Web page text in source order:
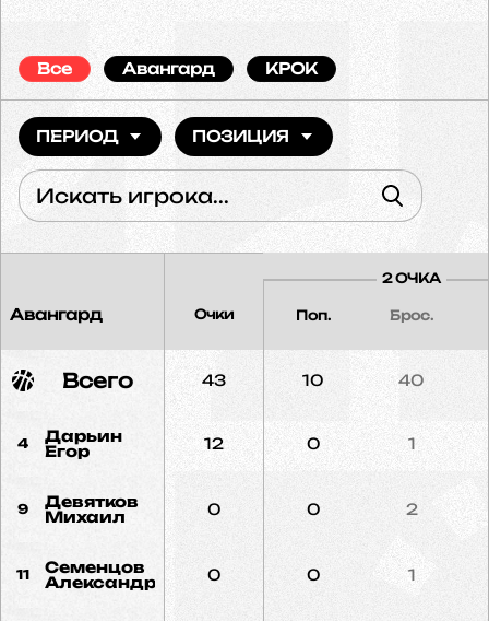
Все Авангард КРОК
ПЕРИОД ПОЗИЦИЯ
Авангард Очки
2 ОЧКА
Поп. Брос.
Всего 43 10 40
4
Дарьин
Егор
12 0 1
9
Девятков
Михаил
0 0 2
11
Семенцов
Александр
0 0 1